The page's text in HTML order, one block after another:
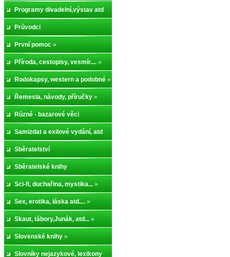
Programy divadelní,výstav atd
Průvodci
První pomoc »
Příroda, cestopisy, vesmír.... »
Rodokapsy, western a podobné »
Řemesla, návody, příručky »
Různé - bazarové věci
Samizdat a exilové vydání, atd
Sběratelství
Sběratelské knihy
Sci-fi, duchařina, mystika... »
Sex, erotika, láska atd.... »
Skaut, tábory,Junák, atd... »
Slovenské knihy »
Slovníky nejazykové, lexikony